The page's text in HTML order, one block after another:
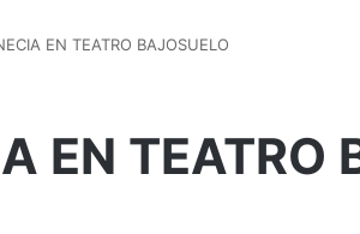
EN TEATRO BAJOSUELO
EN TEATRO